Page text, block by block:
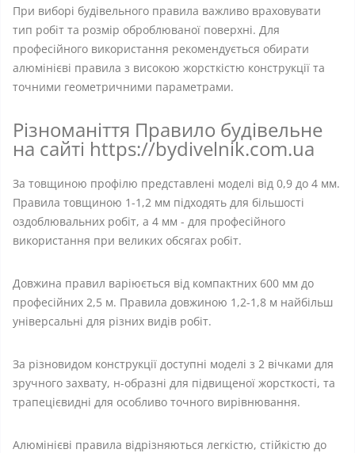
При виборі будівельного правила важливо враховувати
тип робіт та розмір оброблюваної поверхні. Для
професійного використання рекомендується обирати
алюмінієві правила з високою жорсткістю конструкції та
точними геометричними параметрами.
Різноманіття Правило будівельне
на сайті https://bydivelnik.com.ua
За товщиною профілю представлені моделі від 0,9 до 4 мм.
Правила товщиною 1-1,2 мм підходять для більшості
оздоблювальних робіт, а 4 мм - для професійного
використання при великих обсягах робіт.
Довжина правил варіюється від компактних 600 мм до
професійних 2,5 м. Правила довжиною 1,2-1,8 м найбільш
універсальні для різних видів робіт.
За різновидом конструкції доступні моделі з 2 вічками для
зручного захвату, н-образні для підвищеної жорсткості, та
трапецієвидні для особливо точного вирівнювання.
Алюмінієві правила відрізняються легкістю, стійкістю до